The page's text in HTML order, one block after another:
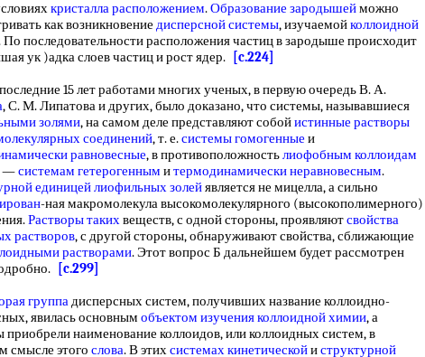
кристалла расположением.Образование зародышейможно
как возникновение дисперсной системы, изучаемойколлоидной
По последовательности расположения частиц в зародыше происходит
ук )адка слоев частиц и рост ядер.
[c.224]
15 лет работами многих ученых, в первую очередь В. А.
, С. М. Липатова и других, было доказано, что системы, называвшиеся
золями, на самом деле представляют собойистинные растворы
соединений, т. е.системы гомогенные и
равновесные, в противоположностьлиофобным коллоидам
—системам гетерогенным итермодинамически неравновесным.
единицейлиофильных золейявляется не мицелла, а сильно
-ная макромолекула высокомолекулярного (высокополимерного)
Растворы такихвеществ, с одной стороны, проявляютсвойства
растворов, с другой стороны, обнаруживают свойства, сближающие
растворами. Этот вопрос Б дальнейшем будет рассмотрен
[c.299]
группадисперсных систем, получивших название коллоидно-
явилась основным объектом изученияколлоидной химии, а
приобрели наименование коллоидов, или коллоидных систем, в
смысле этого слова. В этихсистемах кинетическойиструктурной